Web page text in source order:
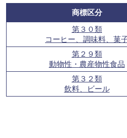
商標区分
第３０類
コーヒー、調味料、菓
第２９類
動物性・農産物性食品
第３２類
飲料、ビール